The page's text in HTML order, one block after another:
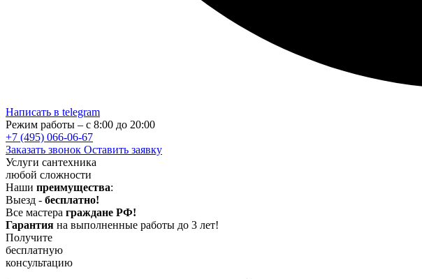
Написать в telegram
Режим работы – с 8:00 до 20:00
+7 (495) 066-06-67
Заказать звонок Оставить заявку
Услуги сантехника
любой сложности
Наши преимущества:
Выезд - бесплатно!
Все мастера граждане РФ!
Гарантия на выполненные работы до 3 лет!
Получите
бесплатную
консультацию